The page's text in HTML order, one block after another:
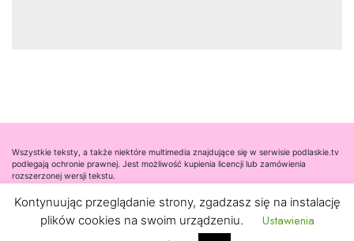
Wszystkie teksty, a także niektóre multimedia znajdujące się w serwisie podlaskie.tv
podlegają ochronie prawnej. Jest możliwość kupienia licencji lub zamówienia
rozszerzonej wersji tekstu.
Współpraca
Kontakt
Kontynuując przeglądanie strony, zgadzasz się na instalację
plików cookies na swoim urządzeniu.
Ustawienia